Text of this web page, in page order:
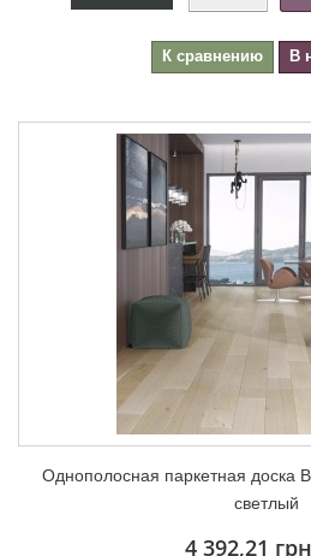
К сравнению В
Однополосная паркетная доска
светлый
4 392,21 грн